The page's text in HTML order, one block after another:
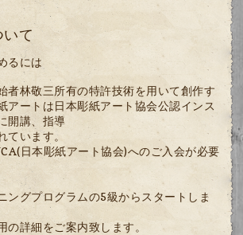
て
るには
者林敬三所有の特許技術を用いて創作す
アートは日本彫紙アート協会公認インス
開講、指導
ています。
日本彫紙アート協会)へのご入会が必要
ングプログラムの5級からスタートしま
の詳細をご案内致します。